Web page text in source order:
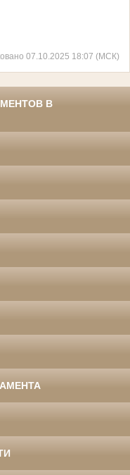
07.10.2025 18:07 (МСК)
В